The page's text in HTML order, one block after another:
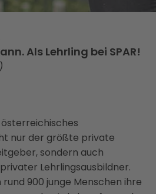
Als Lehrling bei SPAR!
österreichisches
nur der größte private
sondern auch
Lehrlingsausbildner.
900 junge Menschen ihre